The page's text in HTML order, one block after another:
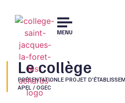
MENU
Le collège
PRÉSENTATIONLE PROJET
APEL / OGEC